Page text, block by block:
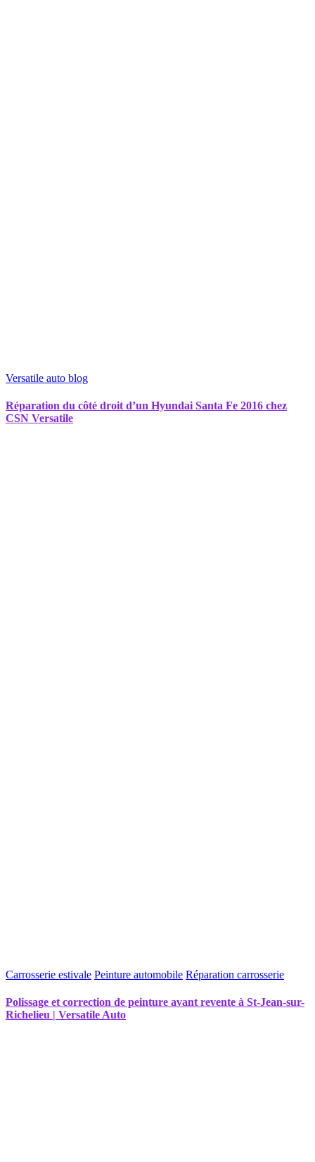
Versatile auto blog
Réparation du côté droit d’un Hyundai Santa Fe 2016 chez
CSN Versatile
Carrosserie estivale Peinture automobile Réparation carrosserie
Polissage et correction de peinture avant revente à St-Jean-sur-
Richelieu | Versatile Auto